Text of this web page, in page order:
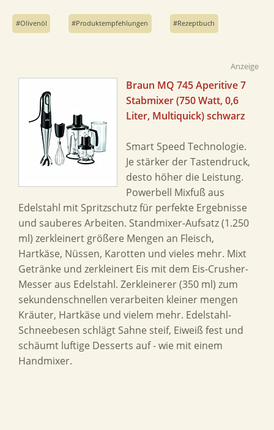
Olivenöl Produktempfehlungen Rezeptbuch
Anzeige
Braun MQ 745 Aperitive 7
Stabmixer (750 Watt, 0,6
Liter, Multiquick) schwarz
Smart Speed Technologie.
Je stärker der Tastendruck,
desto höher die Leistung.
Powerbell Mixfuß aus
Edelstahl mit Spritzschutz für perfekte Ergebnisse
und sauberes Arbeiten. Standmixer-Aufsatz (1.250
ml) zerkleinert größere Mengen an Fleisch,
Hartkäse, Nüssen, Karotten und vieles mehr. Mixt
Getränke und zerkleinert Eis mit dem Eis-Crusher-
Messer aus Edelstahl. Zerkleinerer (350 ml) zum
sekundenschnellen verarbeiten kleiner mengen
Kräuter, Hartkäse und vielem mehr. Edelstahl-
Schneebesen schlägt Sahne steif, Eiweiß fest und
schäumt luftige Desserts auf - wie mit einem
Handmixer.